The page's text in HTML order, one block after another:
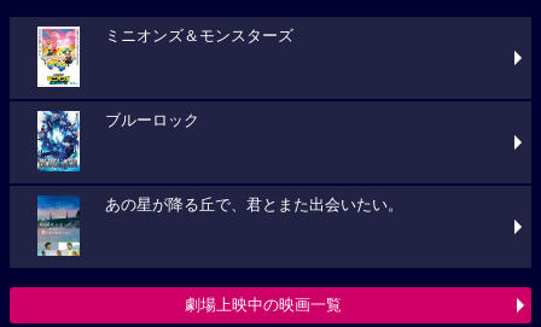
ミニオンズ＆モンスターズ
ブルーロック
あの星が降る丘で、君とまた出会いたい。
劇場上映中の映画一覧